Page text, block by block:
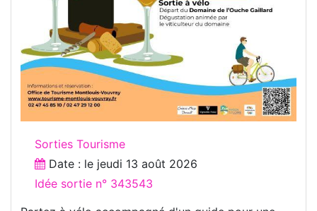
Sorties Tourisme
Date : le jeudi 13 août 2026
Idée sortie n° 343543